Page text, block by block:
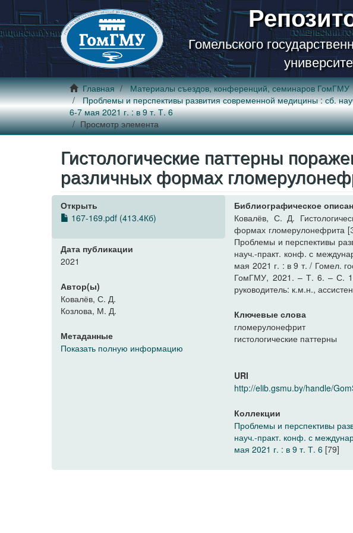
Гомельского
Главная Материалы съездов, конференций, семинаров ГомГМУ
Проблемы и перспективы развития современной медицины : сб.
6-7 мая 2021 г. : в 9 т. Т. 6
Просмотр элемента
Гистологические паттерны
различных формах
Открыть
167-169.pdf (413.4Кб)
Дата публикации
2021
Автор(ы)
Ковалёв, С. Д.
Козлова, М. Д.
Метаданные
Показать полную информацию
Библиографическое
Ковалёв, С. Д.
формах гломерулонефрита
Проблемы и перспективы
науч.-практ. конф. с
мая 2021 г. : в 9 т. / Гомел.
ГомГМУ, 2021. – Т. 6. – С.
руководитель: к.м.н.,
Ключевые слова
гломерулонефрит
гистологические паттерны
URI
http://elib.gsmu.by/handle/
Коллекции
Проблемы и перспективы
науч.-практ. конф. с
мая 2021 г. : в 9 т. Т. 6 [79]